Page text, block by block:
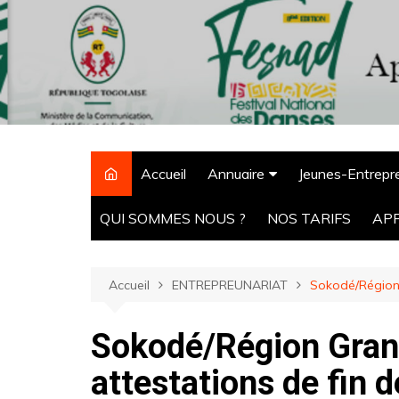
Accueil Annuaire
CPM Tchaoudjo
ONG
Pharmacie
Ecoles
Jeunes-
QUI SOMMES NOUS ? NOS TARIFS
Accueil ENTREPREUNARIAT Sokodé/
Sokodé/Région
attestations de fin